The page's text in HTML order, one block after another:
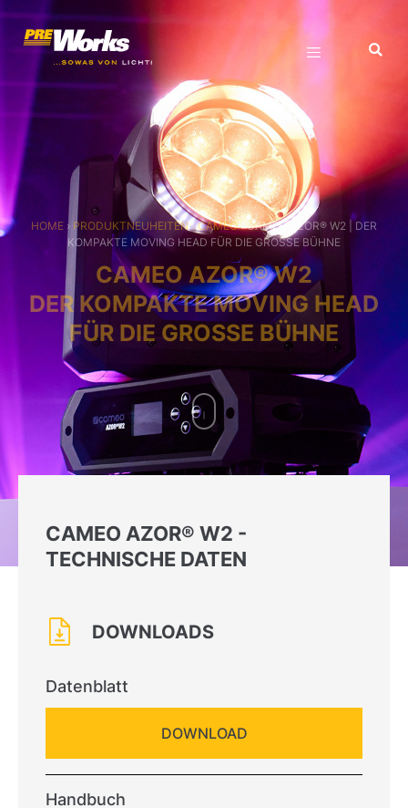
HOME › PRODUKTNEUHEITEN › CAMEO ›CAMEO AZOR® W2 | DER
KOMPAKTE MOVING HEAD FÜR DIE GROSSE BÜHNE
CAMEO AZOR® W2
DER KOMPAKTE MOVING HEAD
FÜR DIE GROSSE BÜHNE
CAMEO AZOR® W2 -
TECHNISCHE DATEN
DOWNLOADS
Datenblatt
DOWNLOAD
Handbuch